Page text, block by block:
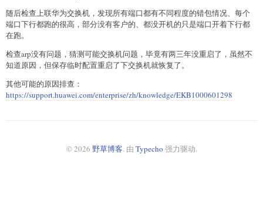
随后检查上联华为交换机，发现所有端口都有不同程度的错包情况、每个
端口下行都跑的很高，部分没有客户的、都没开机的只是端口开着下行都
在跑。
检查arp没有问题，猜测可能交换机问题，毕竟有两三年没重启了，虽然不
知道原因，但保存临时配置重启了下交换机就恢复了。
其他可能的原因排查：
https://support.huawei.com/enterprise/zh/knowledge/EKB1000601298
© 2026 野草博客. 由 Typecho 强力驱动.